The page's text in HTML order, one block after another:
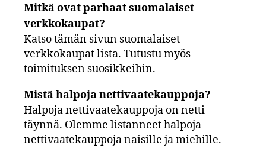
Mitkä ovat parhaat suomalaiset
verkkokaupat?
Katso tämän sivun suomalaiset
verkkokaupat lista. Tutustu myös
toimituksen suosikkeihin.
Mistä halpoja nettivaatekauppoja?
Halpoja nettivaatekauppoja on netti
täynnä. Olemme listanneet halpoja
nettivaatekauppoja naisille ja miehille.